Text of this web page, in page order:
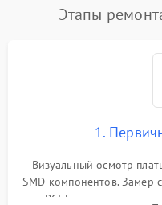
Общие поломки
Механические
Этапы
1.
Визуальный осмотр
SMD-компонентов. Замер
PCI-E и